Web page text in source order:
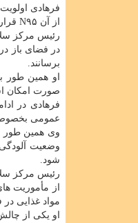
از آن N۹۵ قرار دارد. البته ماسکهای سه لایه پزشکی هم باآنکه در سطح پایین تر، اما می توانند ۶۰ تا ۷۰ درصد آلاینده ها را کاهش دهند.
رئیس مرکز
در فضای باز
برسانند.
او همین
صورت امکان
فرهادی در
عمومی بخصوص
وی همین طور
وضعیت
شود.
رئیس مرکز
از مأموریت
مواد غذایی
او یکی از